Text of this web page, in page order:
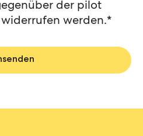
der pilot
werden.*